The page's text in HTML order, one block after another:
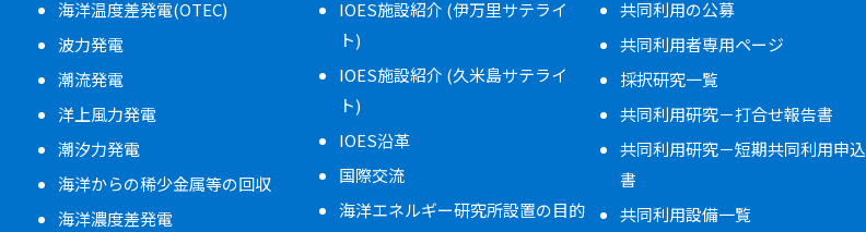
海洋温度差発電(OTEC)
波力発電
潮流発電
洋上風力発電
潮汐力発電
海洋からの稀少金属等の回収
海洋濃度差発電
IOES施設紹介 (伊万里サテライ
ト)
IOES施設紹介 (久米島サテライ
ト)
IOES沿革
国際交流
海洋エネルギー研究所設置の目的
共同利用の公募
共同利用者専用ページ
採択研究一覧
共同利用研究－打合せ報告書
共同利用研究－短期共同利用申込
書
共同利用設備一覧